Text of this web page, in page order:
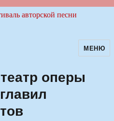
авторскойМЕНЮ
оперы